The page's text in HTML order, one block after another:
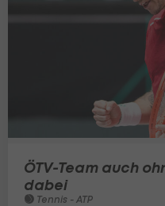
ÖTV-Team auch
dabei
Tennis - ATP